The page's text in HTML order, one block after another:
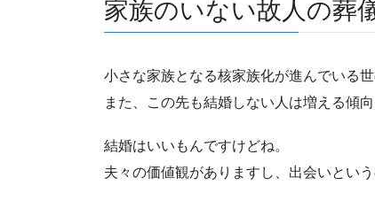
家族のいない故人の葬
小さな家族となる核家族化が進んでいる
また、この先も結婚しない人は増える傾
結婚はいいもんですけどね。
夫々の価値観がありますし、出会いとい